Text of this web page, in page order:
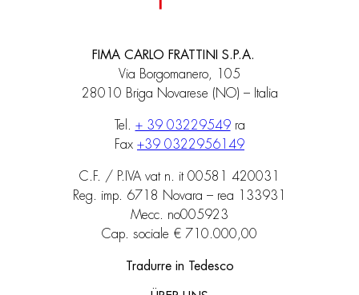
FIMA CARLO FRATTINI S.P.A.
Via Borgomanero, 105
28010 Briga Novarese (NO) – Italia
Tel. + 39 03229549ra
Fax +39 0322956149
C.F. / P.IVA vat n. it 00581 420031
Reg. imp. 6718 Novara – rea 133931
Mecc. no005923
Cap. sociale € 710.000,00
Tradurre in Tedesco